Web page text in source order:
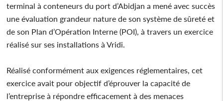
terminal à conteneurs du port d’Abidjan a mené avec succès
une évaluation grandeur nature de son système de sûreté et
de son Plan d’Opération Interne (POI), à travers un exercice
réalisé sur ses installations à Vridi.
Réalisé conformément aux exigences réglementaires, cet
exercice avait pour objectif d’éprouver la capacité de
l’entreprise à répondre efficacement à des menaces